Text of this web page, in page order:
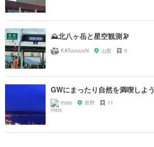
⛰️北八ヶ岳と星空観測🔭
KATuuuuuN 山梨 0
GWにまったり自然を満喫しよう
mats 長野 11